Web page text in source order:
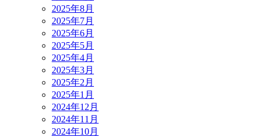
2025年8月
2025年7月
2025年6月
2025年5月
2025年4月
2025年3月
2025年2月
2025年1月
2024年12月
2024年11月
2024年10月